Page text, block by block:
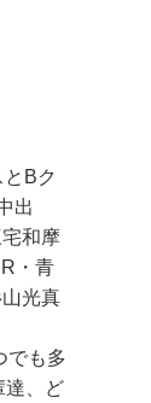
Bク
出
和摩
・青
光真
でも多
達、ど